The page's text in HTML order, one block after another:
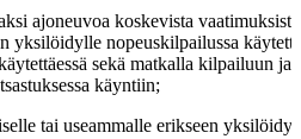
ajoneuvoa koskevista vaatimuksista
yksilöidylle nopeuskilpailussa
sekä matkalla kilpailuun ja
käyntiin;
tai useammalle erikseen